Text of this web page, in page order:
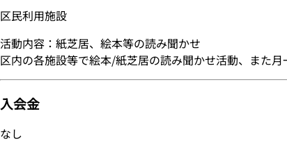
区民利用施設
活動内容：紙芝居、絵本等の読み聞かせ
区内の各施設等で絵本/紙芝居の読み聞かせ活動、また月
入会金
なし